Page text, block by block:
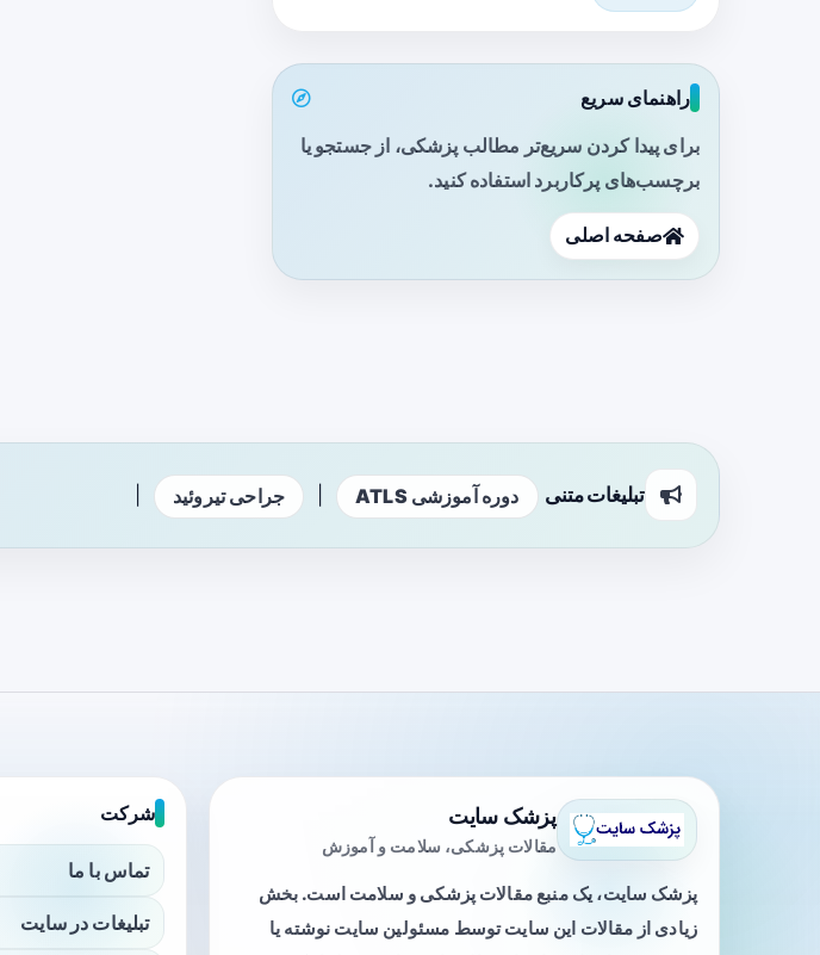
راهنمای سریع
برای پیدا کردن سریع‌تر مطالب پزشکی، از جستجو یا
برچسب‌های پرکاربرد استفاده کنید.
صفحه اصلی
تبلیغات متنی دوره آموزشی ATLS جراحی تیروئید
پزشک سایت
مقالات پزشکی، سلامت و آموزش
پزشک سایت، یک منبع مقالات پزشکی و سلامت است. بخش
زیادی از مقالات این سایت توسط مسئولین سایت نوشته یا
شرکت
تماس با ما
تبلیغات در سایت